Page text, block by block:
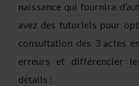
naissance qui fournira
avez des tutoriels pour
consultation des 3 actes
erreurs et différencier
détails :